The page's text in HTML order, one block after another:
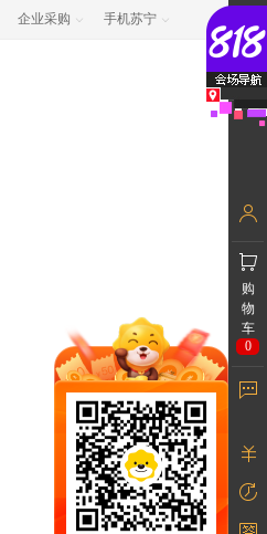
企业采购  手机苏宁 
购
物
车
0